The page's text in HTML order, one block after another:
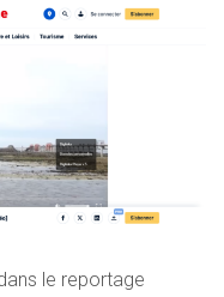
le reportage